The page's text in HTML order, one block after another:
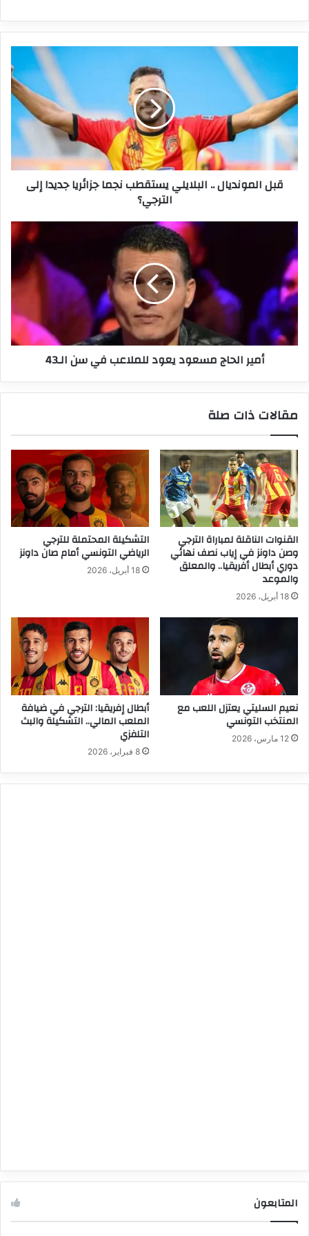
البلايلي
يستقطب
نجما
جزائريا
جديدا
إلى
الترجي؟قبل المونديال .. البلايلي يستقطب نجما جزائريا جديدا إلى
الترجي؟
أمير
الحاج
مسعود
يعود
للملاعب
في
سن
الـ43
أمير الحاج مسعود يعود للملاعب في سن الـ43
مقالات ذات صلة
القنوات الناقلة لمباراة الترجي
وصن داونز في إياب نصف نهائي
دوري أبطال أفريقيا.. والمعلق
والموعد
18 أبريل، 2026
التشكيلة المحتملة للترجي
الرياضي التونسي أمام صان داونز
18 أبريل، 2026
نعيم السليتي يعتزل اللعب مع
المنتخب التونسي
12 مارس، 2026
أبطال إفريقيا: الترجي في ضيافة
الملعب المالي.. التشكيلة والبث
التلفزي
8 فبراير، 2026
المتابعون